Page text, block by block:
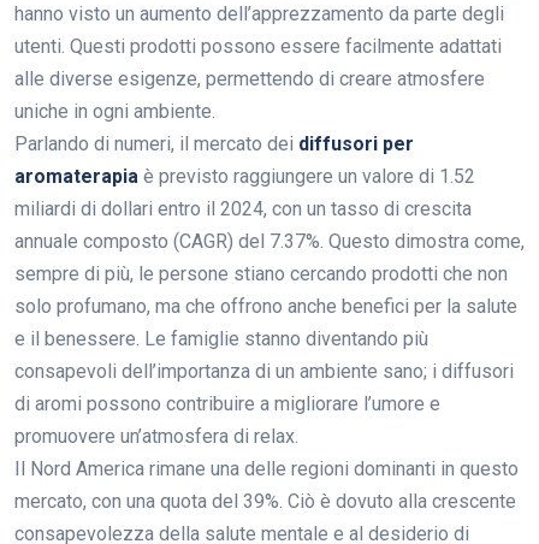
hanno visto un aumento dell’apprezzamento da parte degli
utenti. Questi prodotti possono essere facilmente adattati
alle diverse esigenze, permettendo di creare atmosfere
uniche in ogni ambiente.
Parlando di numeri, il mercato dei diffusori per
aromaterapia è previsto raggiungere un valore di 1.52
miliardi di dollari entro il 2024, con un tasso di crescita
annuale composto (CAGR) del 7.37%. Questo dimostra come,
sempre di più, le persone stiano cercando prodotti che non
solo profumano, ma che offrono anche benefici per la salute
e il benessere. Le famiglie stanno diventando più
consapevoli dell’importanza di un ambiente sano; i diffusori
di aromi possono contribuire a migliorare l’umore e
promuovere un’atmosfera di relax.
Il Nord America rimane una delle regioni dominanti in questo
mercato, con una quota del 39%. Ciò è dovuto alla crescente
consapevolezza della salute mentale e al desiderio di